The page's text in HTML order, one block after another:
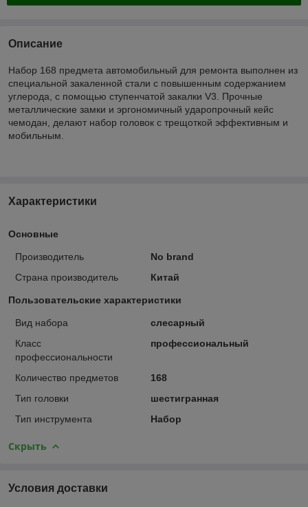
Описание
Набор 168 предмета автомобильный для ремонта выполнен из
специальной закаленной стали с повышенным содержанием
углерода, с помощью ступенчатой закалки V3. Прочные
металлические замки и эргономичный ударопрочный кейс
чемодан, делают набор головок с трещоткой эффективным и
мобильным.
Характеристики
Основные
Производитель
No brand
Страна производитель
Китай
Пользовательские характеристики
Вид набора
слесарный
Класс
профессиональности
профессиональный
Количество предметов
168
Тип головки
шестигранная
Тип инструмента
Набор
Скрыть
Условия доставки